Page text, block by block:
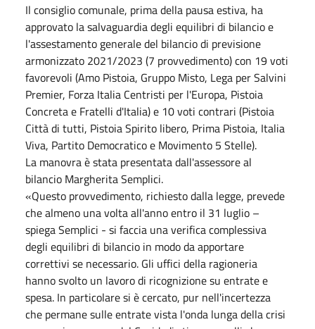
Il consiglio comunale, prima della pausa estiva, ha
approvato la salvaguardia degli equilibri di bilancio e
l'assestamento generale del bilancio di previsione
armonizzato 2021/2023 (7 provvedimento) con 19 voti
favorevoli (Amo Pistoia, Gruppo Misto, Lega per Salvini
Premier, Forza Italia Centristi per l'Europa, Pistoia
Concreta e Fratelli d'Italia) e 10 voti contrari (Pistoia
Città di tutti, Pistoia Spirito libero, Prima Pistoia, Italia
Viva, Partito Democratico e Movimento 5 Stelle).
La manovra è stata presentata dall'assessore al
bilancio Margherita Semplici.
«Questo provvedimento, richiesto dalla legge, prevede
che almeno una volta all'anno entro il 31 luglio –
spiega Semplici - si faccia una verifica complessiva
degli equilibri di bilancio in modo da apportare
correttivi se necessario. Gli uffici della ragioneria
hanno svolto un lavoro di ricognizione su entrate e
spesa. In particolare si è cercato, pur nell'incertezza
che permane sulle entrate vista l'onda lunga della crisi